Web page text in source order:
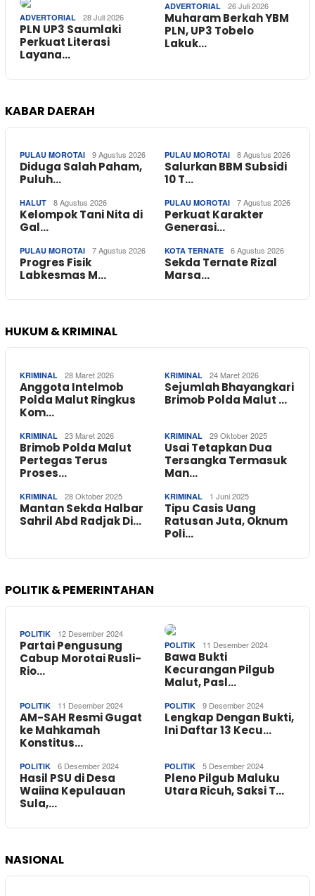
ADVERTORIAL 28 Juli 2026
PLN UP3 Saumlaki
Perkuat Literasi
Layana…
ADVERTORIAL 26 Juli 2026
Muharam Berkah YBM
PLN, UP3 Tobelo
Lakuk…
KABAR DAERAH
PULAU MOROTAI 9 Agustus 2026
Diduga Salah Paham,
Puluh…
PULAU MOROTAI 8 Agustus 2026
Salurkan BBM Subsidi
10 T…
HALUT 8 Agustus 2026
Kelompok Tani Nita di
Gal…
PULAU MOROTAI 7 Agustus 2026
Perkuat Karakter
Generasi…
PULAU MOROTAI 7 Agustus 2026
Progres Fisik
Labkesmas M…
KOTA TERNATE 6 Agustus 2026
Sekda Ternate Rizal
Marsa…
HUKUM & KRIMINAL
KRIMINAL 28 Maret 2026
Anggota Intelmob
Polda Malut Ringkus
Kom…
KRIMINAL 24 Maret 2026
Sejumlah Bhayangkari
Brimob Polda Malut …
KRIMINAL 23 Maret 2026
Brimob Polda Malut
Pertegas Terus
Proses…
KRIMINAL 29 Oktober 2025
Usai Tetapkan Dua
Tersangka Termasuk
Man…
KRIMINAL 28 Oktober 2025
Mantan Sekda Halbar
Sahril Abd Radjak Di…
KRIMINAL 1 Juni 2025
Tipu Casis Uang
Ratusan Juta, Oknum
Poli…
POLITIK & PEMERINTAHAN
POLITIK 12 Desember 2024
Partai Pengusung
Cabup Morotai Rusli-
Rio…
POLITIK 11 Desember 2024
Bawa Bukti
Kecurangan Pilgub
Malut, Pasl…
POLITIK 11 Desember 2024
AM-SAH Resmi Gugat
ke Mahkamah
Konstitus…
POLITIK 9 Desember 2024
Lengkap Dengan Bukti,
Ini Daftar 13 Kecu…
POLITIK 6 Desember 2024
Hasil PSU di Desa
Waiina Kepulauan
Sula,…
POLITIK 5 Desember 2024
Pleno Pilgub Maluku
Utara Ricuh, Saksi T…
NASIONAL